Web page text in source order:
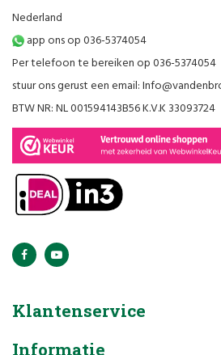
Nederland
app ons op 036-5374054
Per telefoon te bereiken op 036-5374054
stuur ons gerust een email:
BTW NR: NL 001594143B56 K.V.K 33093724
Klantenservice
Informatie